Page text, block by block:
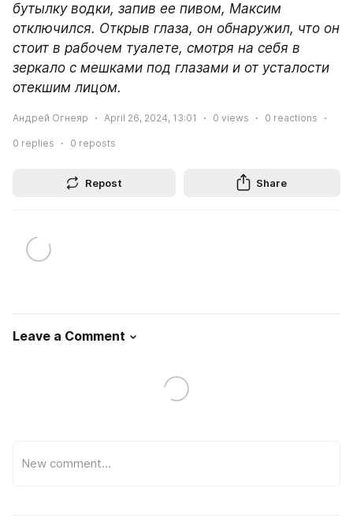
бутылку водки, запив ее пивом, Максим
отключился. Открыв глаза, он обнаружил, что он
стоит в рабочем туалете, смотря на себя в
зеркало с мешками под глазами и от усталости
отекшим лицом.
Андрей Огнеяр April 26, 2024, 13:01 0 views 0 reactions
0 replies 0 reposts
Repost Share
Leave a Comment